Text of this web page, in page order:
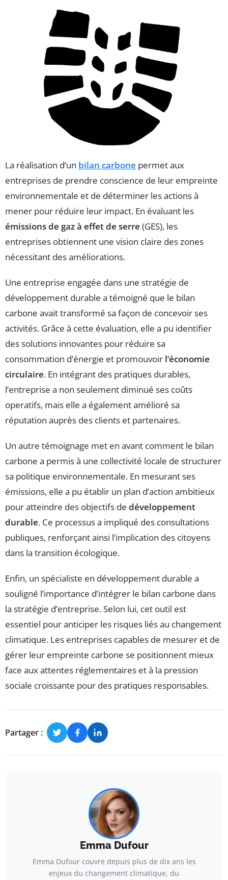
La réalisation d’un bilan carbone permet aux
entreprises de prendre conscience de leur empreinte
environnementale et de déterminer les actions à
mener pour réduire leur impact. En évaluant les
émissions de gaz à effet de serre (GES), les
entreprises obtiennent une vision claire des zones
nécessitant des améliorations.
Une entreprise engagée dans une stratégie de
développement durable a témoigné que le bilan
carbone avait transformé sa façon de concevoir ses
activités. Grâce à cette évaluation, elle a pu identifier
des solutions innovantes pour réduire sa
consommation d’énergie et promouvoir l’économie
circulaire. En intégrant des pratiques durables,
l’entreprise a non seulement diminué ses coûts
operatifs, mais elle a également amélioré sa
réputation auprès des clients et partenaires.
Un autre témoignage met en avant comment le bilan
carbone a permis à une collectivité locale de structurer
sa politique environnementale. En mesurant ses
émissions, elle a pu établir un plan d’action ambitieux
pour atteindre des objectifs de développement
durable. Ce processus a impliqué des consultations
publiques, renforçant ainsi l’implication des citoyens
dans la transition écologique.
Enfin, un spécialiste en développement durable a
souligné l’importance d’intégrer le bilan carbone dans
la stratégie d’entreprise. Selon lui, cet outil est
essentiel pour anticiper les risques liés au changement
climatique. Les entreprises capables de mesurer et de
gérer leur empreinte carbone se positionnent mieux
face aux attentes réglementaires et à la pression
sociale croissante pour des pratiques responsables.
Partager :
Emma Dufour
Emma Dufour couvre depuis plus de dix ans les
enjeux du changement climatique, du